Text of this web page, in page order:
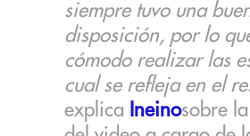
siempre tuvo una
disposición, por lo
cómodo realizar las
cual se refleja en el
explica Ineinosobre